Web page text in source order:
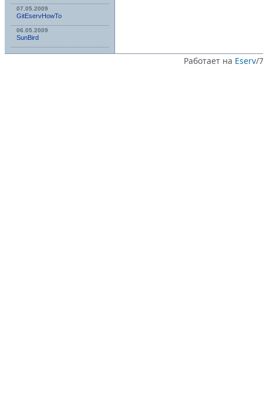
07.05.2009
GitEservHowTo
06.05.2009
SunBird
Работает на Eserv/